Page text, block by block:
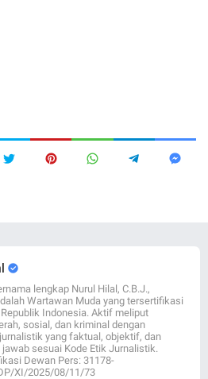
lengkap Nurul Hilal, C.B.J.,
Wartawan Muda yang tersertifikasi
Indonesia. Aktif meliput
sosial, dan kriminal dengan
yang faktual, objektif, dan
jawab sesuai Kode Etik Jurnalistik.
Dewan Pers: 31178-
XI/2025/08/11/73